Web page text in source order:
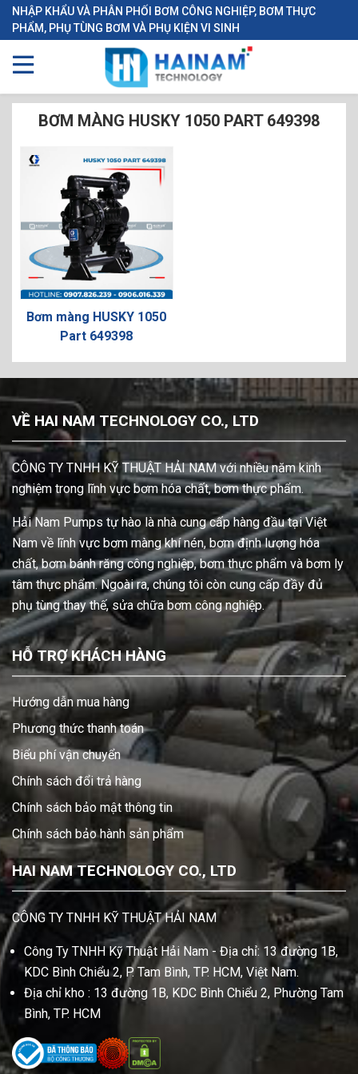
NHẬP KHẨU VÀ PHÂN PHỐI BƠM CÔNG NGHIỆP, BƠM THỰC
PHẨM, PHỤ TÙNG BƠM VÀ PHỤ KIỆN VI SINH
BƠM MÀNG HUSKY 1050 PART 649398
Bơm màng HUSKY 1050
Part 649398
VỀ HAI NAM TECHNOLOGY CO., LTD
CÔNG TY TNHH KỸ THUẬT HẢI NAM với nhiều năm kinh
nghiệm trong lĩnh vực bơm hóa chất, bơm thực phẩm.
Hải Nam Pumps tự hào là nhà cung cấp hàng đầu tại Việt
Nam về lĩnh vực bơm màng khí nén, bơm định lượng hóa
chất, bơm bánh răng công nghiệp, bơm thực phẩm và bơm ly
tâm thực phẩm. Ngoài ra, chúng tôi còn cung cấp đầy đủ
phụ tùng thay thế, sửa chữa bơm công nghiệp.
HỖ TRỢ KHÁCH HÀNG
Hướng dẫn mua hàng
Phương thức thanh toán
Biểu phí vận chuyển
Chính sách đổi trả hàng
Chính sách bảo mật thông tin
Chính sách bảo hành sản phẩm
HAI NAM TECHNOLOGY CO., LTD
CÔNG TY TNHH KỸ THUẬT HẢI NAM
Công Ty TNHH Kỹ Thuật Hải Nam - Địa chỉ: 13 đường 1B,
KDC Bình Chiểu 2, P. Tam Bình, TP. HCM, Việt Nam.
Địa chỉ kho : 13 đường 1B, KDC Bình Chiểu 2, Phường Tam
Bình, TP. HCM